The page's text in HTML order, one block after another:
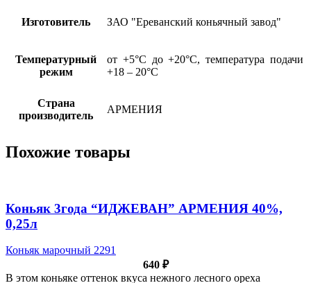
Изготовитель ЗАО "Ереванский коньячный завод"
Температурный
режим
от +5°С до +20°С, температура подачи
+18 – 20°С
Страна
производитель
АРМЕНИЯ
Похожие товары
Коньяк 3года “ИДЖЕВАН” АРМЕНИЯ 40%,
0,25л
Коньяк марочный 2291
640 ₽
В этом коньяке оттенок вкуса нежного лесного ореха